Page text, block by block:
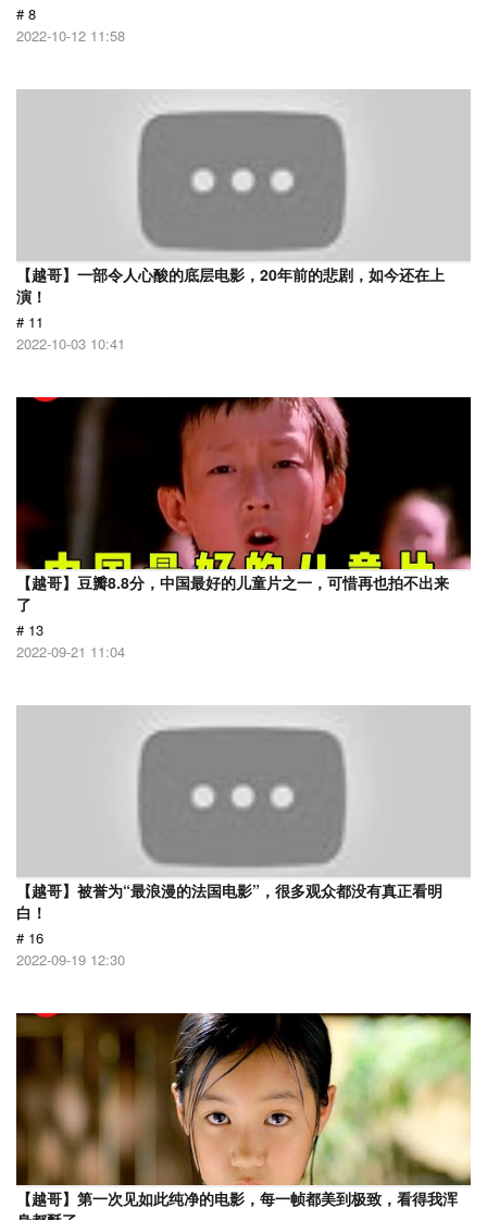
# 8
2022-10-12 11:58
【越哥】一部令人心酸的底层电影，20年前的悲剧，如今还在上
演！
# 11
2022-10-03 10:41
【越哥】豆瓣8.8分，中国最好的儿童片之一，可惜再也拍不出来
了
# 13
2022-09-21 11:04
【越哥】被誉为“最浪漫的法国电影”，很多观众都没有真正看明
白！
# 16
2022-09-19 12:30
【越哥】第一次见如此纯净的电影，每一帧都美到极致，看得我浑